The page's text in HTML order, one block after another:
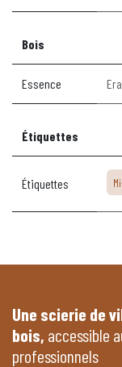
Bois
Essence
Étiquettes
Étiquettes
Une scierie de
bois, accessible
professionnels